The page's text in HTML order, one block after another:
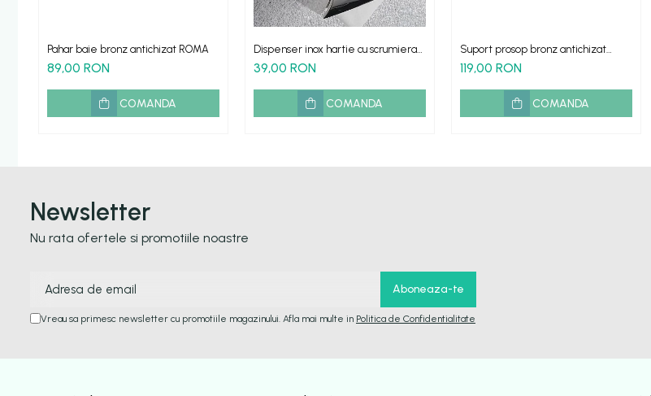
Pahar baie bronz antichizat ROMA
89,00 RON
COMANDA
Dispenser inox hartie cu scrumiera
rola mica
39,00 RON
COMANDA
Suport prosop bronz antichizat
retro Roma
119,00 RON
COMANDA
Newsletter
Nu rata ofertele si promotiile noastre
Vreau sa primesc newsletter cu promotiile magazinului. Afla mai multe in Politica de Confidentialitate